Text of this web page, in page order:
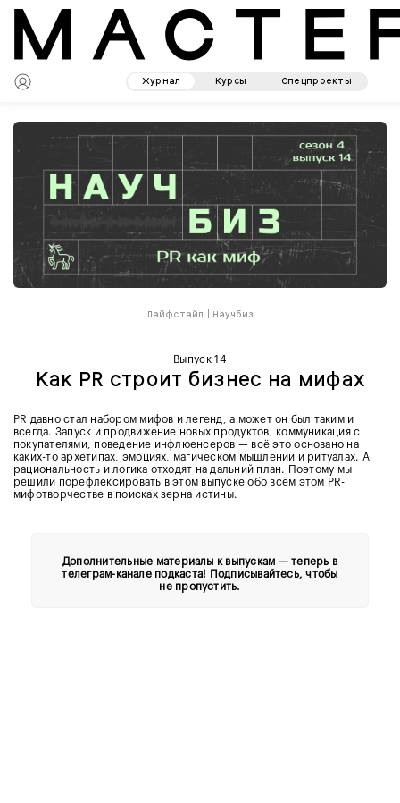
Журнал Курсы Спецпроекты
Лайфстайл Научбиз
Выпуск 14
Как PR строит бизнес на мифах
PR давно стал набором мифов и легенд, а может он был таким и
всегда. Запуск и продвижение новых продуктов, коммуникация с
покупателями, поведение инфлюенсеров — всё это основано на
каких-то архетипах, эмоциях, магическом мышлении и ритуалах. А
рациональность и логика отходят на дальний план. Поэтому мы
решили порефлексировать в этом выпуске обо всём этом PR-
мифотворчестве в поисках зерна истины.
Дополнительные материалы к выпускам — теперь в
телеграм-канале подкаста! Подписывайтесь, чтобы
не пропустить.